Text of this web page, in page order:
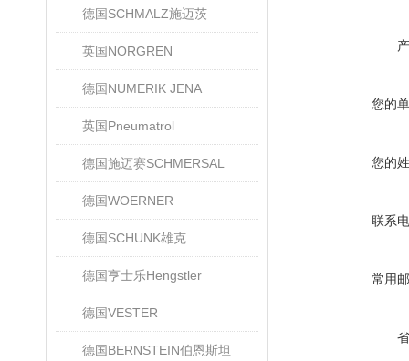
德国SCHMALZ施迈茨
英国NORGREN
德国NUMERIK JENA
英国Pneumatrol
德国施迈赛SCHMERSAL
德国WOERNER
德国SCHUNK雄克
德国亨士乐Hengstler
德国VESTER
德国BERNSTEIN伯恩斯坦
您的
您的
联系
常用